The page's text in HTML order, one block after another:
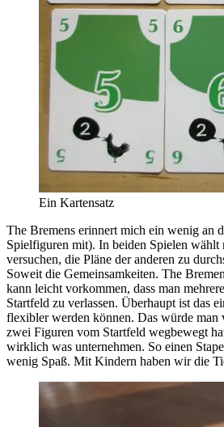
Ein Kartensatz
The Bremens erinnert mich ein wenig an
Spielfiguren mit). In beiden Spielen wählt
versuchen, die Pläne der anderen zu
Soweit die Gemeinsamkeiten. The
kann leicht vorkommen, dass man
Startfeld zu verlassen. Überhaupt ist das
flexibler werden können. Das würde man
zwei Figuren vom Startfeld wegbewegt
wirklich was unternehmen. So einen
wenig Spaß. Mit Kindern haben wir die